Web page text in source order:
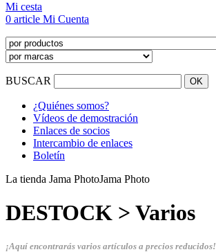
Mi cesta
0 article Mi Cuenta
BUSCAR
¿Quiénes somos?
Vídeos de demostración
Enlaces de socios
Intercambio de enlaces
Boletín
La tienda Jama PhotoJama Photo
DESTOCK > Varios
¡Aquí encontrarás varios artículos a precios reducidos!